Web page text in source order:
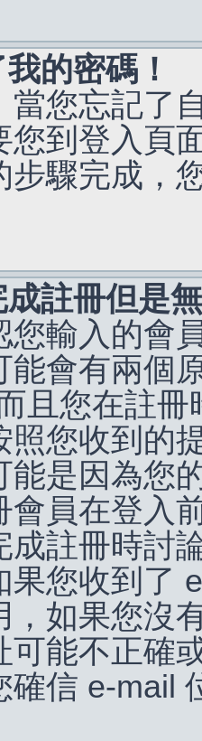
的密碼！
當您忘記了
您到登入頁
步驟完成，
註冊但是
您輸入的會
能會有兩個
且您在註
照您收到的
能是因為您
會員在登入
成註冊時討
果您收到了
，如果您沒
可能不正確
確信 e-mail